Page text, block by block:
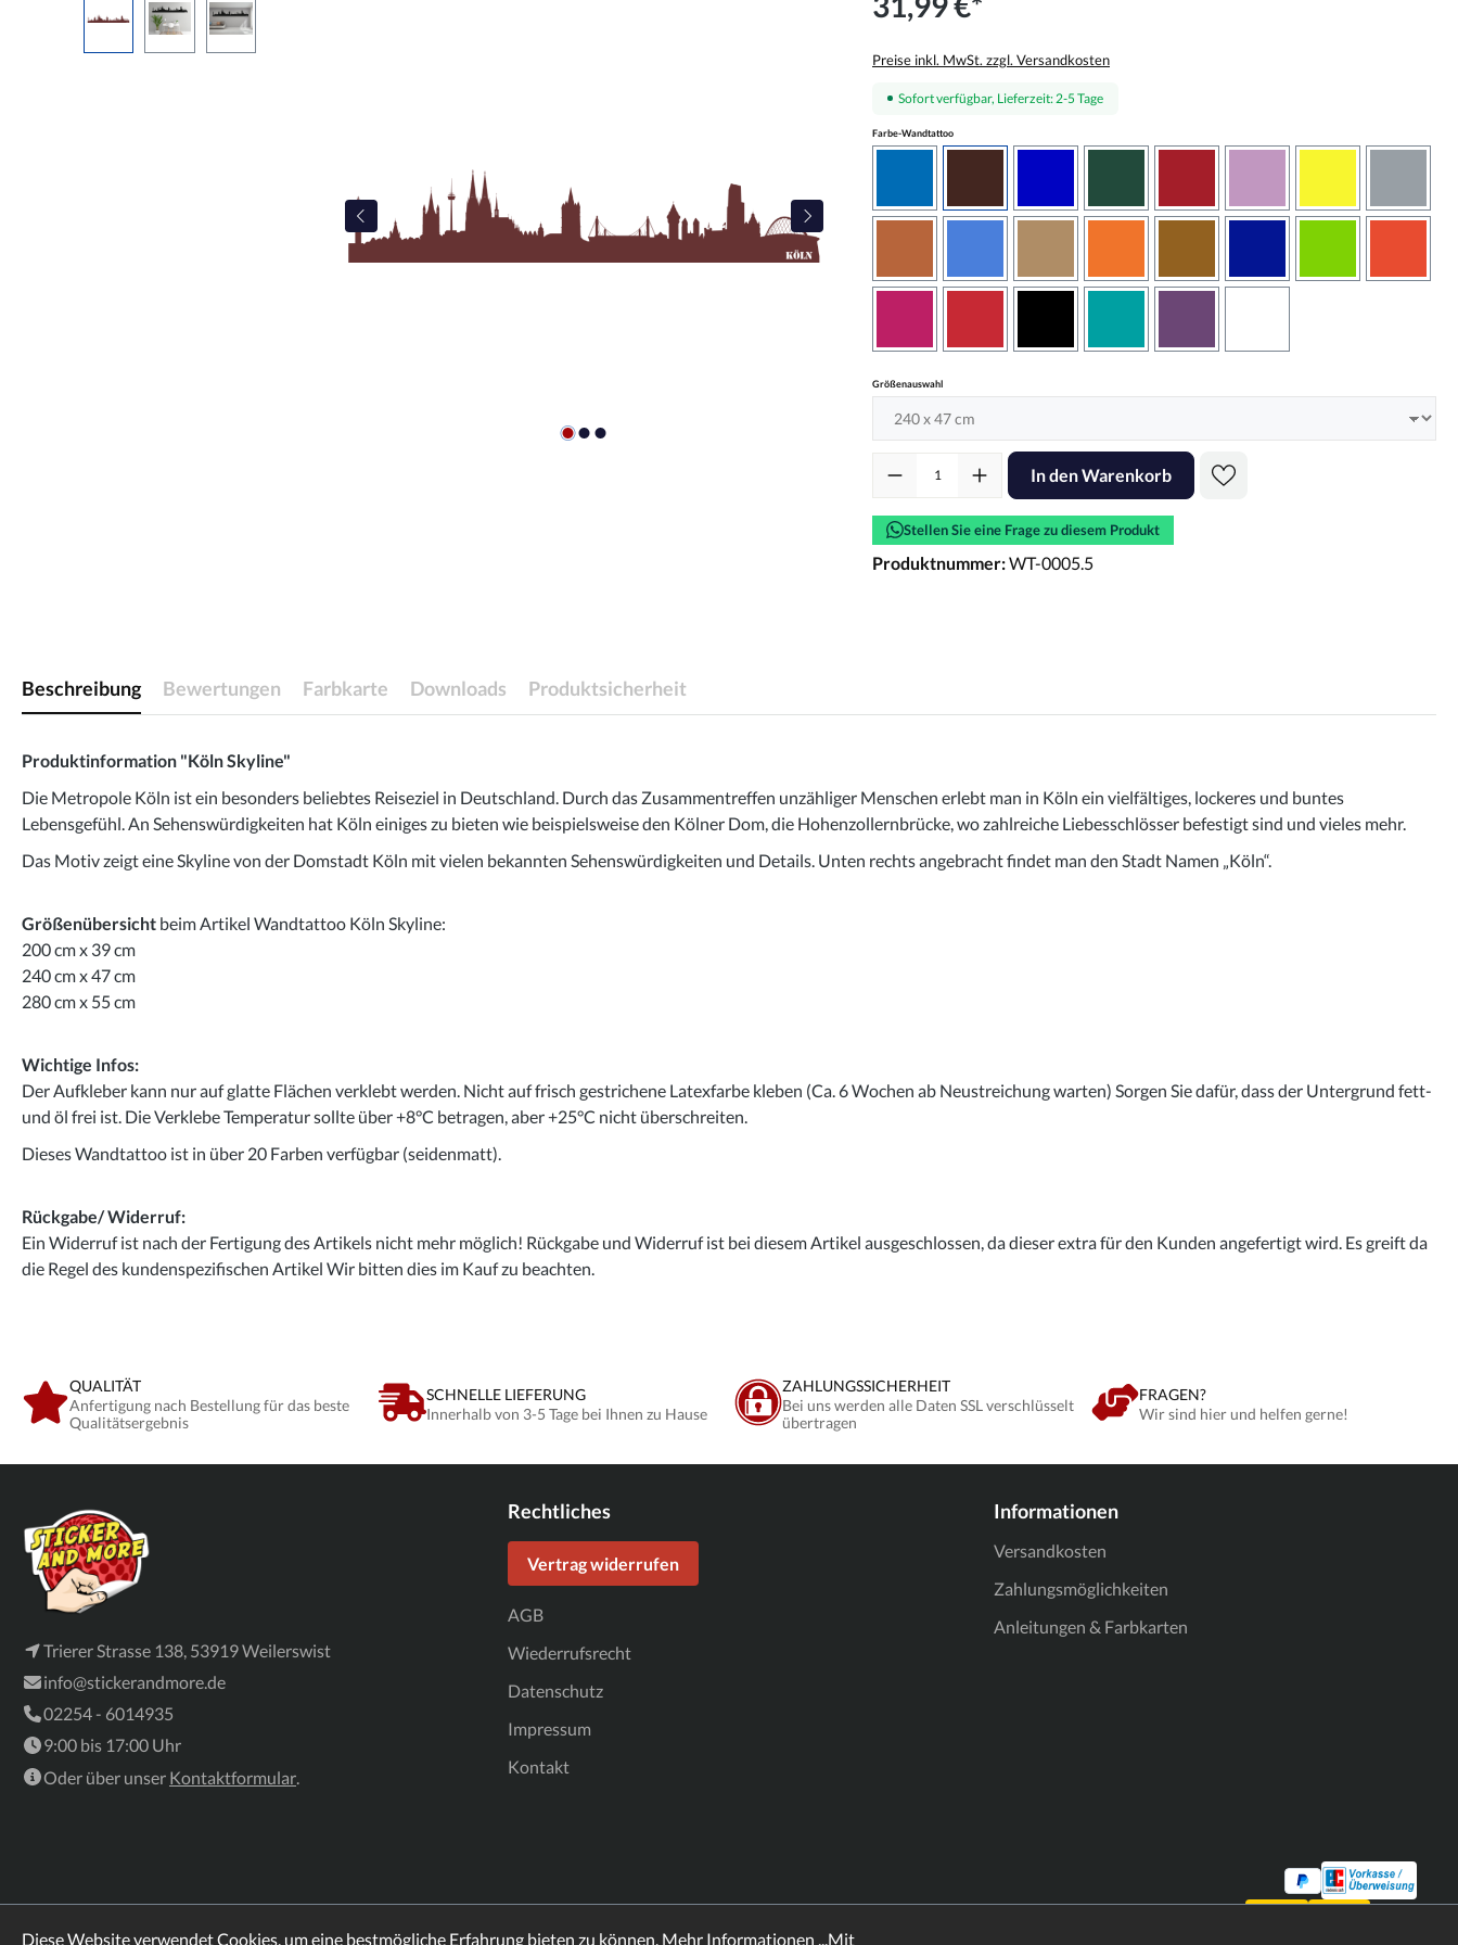
Preise inkl. MwSt. zzgl. Versandkosten
Sofort verfügbar, Lieferzeit: 2-5 Tage
Farbe-Wandtattooauswählen
Größenauswahlauswählen
Produkt Anzahl: Gib den gewünschten Wert ein oder benutze die Schaltflächen
In den Warenkorb
Stellen Sie eine Frage zu diesem Produkt
Produktnummer:WT-0005.5
Beschreibung Bewertungen Farbkarte Downloads Produktsicherheit
Produktinformation "Köln Skyline"
Die Metropole Köln ist ein besonders beliebtes Reiseziel in Deutschland. Durch das Zusammentreffen unzähliger Menschen erlebt man in Köln ein vielfältiges, lockeres und buntes
Lebensgefühl. An Sehenswürdigkeiten hat Köln einiges zu bieten wie beispielsweise den Kölner Dom, die Hohenzollernbrücke, wo zahlreiche Liebesschlösser befestigt sind und vieles mehr.
Das Motiv zeigt eine Skyline von der Domstadt Köln mit vielen bekannten Sehenswürdigkeiten und Details. Unten rechts angebracht findet man den Stadt Namen „Köln“.
Größenübersicht beim Artikel Wandtattoo Köln Skyline:
200 cm x 39 cm
240 cm x 47 cm
280 cm x 55 cm
Wichtige Infos:
Der Aufkleber kann nur auf glatte Flächen verklebt werden. Nicht auf frisch gestrichene Latexfarbe kleben (Ca. 6 Wochen ab Neustreichung warten) Sorgen Sie dafür, dass der Untergrund fett-
und öl frei ist. Die Verklebe Temperatur sollte über +8°C betragen, aber +25°C nicht überschreiten.
Dieses Wandtattoo ist in über 20 Farben verfügbar (seidenmatt).
Rückgabe/ Widerruf:
Ein Widerruf ist nach der Fertigung des Artikels nicht mehr möglich! Rückgabe und Widerruf ist bei diesem Artikel ausgeschlossen, da dieser extra für den Kunden angefertigt wird. Es greift da
die Regel des kundenspezifischen Artikel Wir bitten dies im Kauf zu beachten.
QUALITÄT
Anfertigung nach Bestellung für das beste
Qualitätsergebnis
SCHNELLE LIEFERUNG
Innerhalb von 3-5 Tage bei Ihnen zu Hause
ZAHLUNGSSICHERHEIT
Bei uns werden alle Daten SSL verschlüsselt
übertragen
FRAGEN?
Wir sind hier und helfen gerne!
Trierer Strasse 138, 53919 Weilerswist
info@stickerandmore.de
02254 - 6014935
9:00 bis 17:00 Uhr
Oder über unser Kontaktformular.
Rechtliches
Vertrag widerrufen
AGB
Wiederrufsrecht
Datenschutz
Impressum
Kontakt
Informationen
Versandkosten
Zahlungsmöglichkeiten
Anleitungen & Farbkarten
Diese Website verwendet Cookies, um eine bestmögliche Erfahrung bieten zu können. Mehr Informationen ...Mit